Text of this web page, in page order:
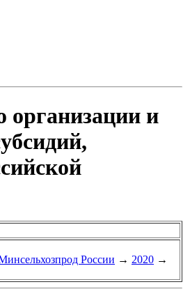
организации и
России → 2020 →